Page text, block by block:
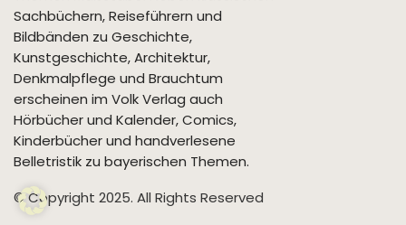
Sachbüchern, Reiseführern und
Bildbänden zu Geschichte,
Kunstgeschichte, Architektur,
Denkmalpflege und Brauchtum
erscheinen im Volk Verlag auch
Hörbücher und Kalender, Comics,
Kinderbücher und handverlesene
Belletristik zu bayerischen Themen.
© Copyright 2025. All Rights Reserved